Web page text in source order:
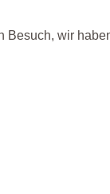
Besuch, wir